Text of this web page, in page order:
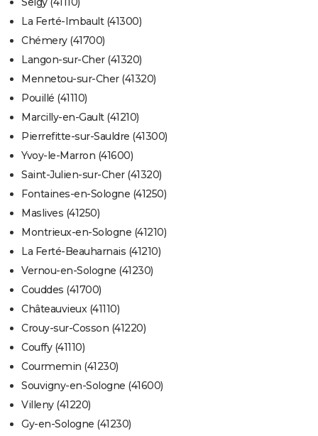
La Ferté-Imbault (41300)
Chémery (41700)
Langon-sur-Cher (41320)
Mennetou-sur-Cher (41320)
Pouillé (41110)
Marcilly-en-Gault (41210)
Pierrefitte-sur-Sauldre (41300)
Yvoy-le-Marron (41600)
Saint-Julien-sur-Cher (41320)
Fontaines-en-Sologne (41250)
Maslives (41250)
Montrieux-en-Sologne (41210)
La Ferté-Beauharnais (41210)
Vernou-en-Sologne (41230)
Couddes (41700)
Châteauvieux (41110)
Crouy-sur-Cosson (41220)
Couffy (41110)
Courmemin (41230)
Souvigny-en-Sologne (41600)
Villeny (41220)
Gy-en-Sologne (41230)